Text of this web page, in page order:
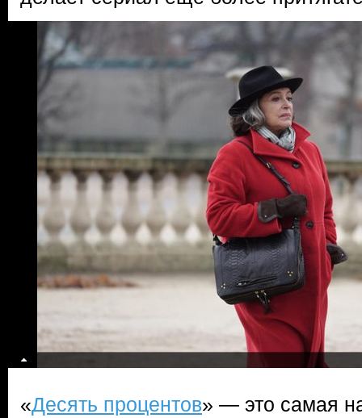
«Десять процентов» — это самая